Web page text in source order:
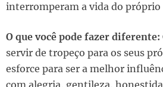
interromperam a vida do
O que você pode fazer diferente:
servir de tropeço para os seus
esforce para ser a melhor